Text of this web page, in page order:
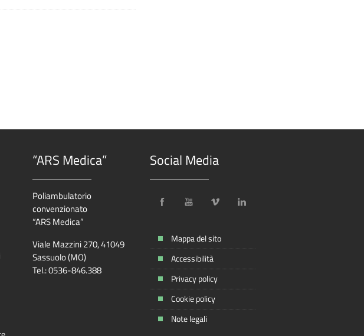
“ARS Medica”
Poliambulatorio
convenzionato
“ARS Medica”
Viale Mazzini 270, 41049
Sassuolo (MO)
Tel.: 0536-846.388
Social Media
Mappa del sito
Accessibilità
Privacy policy
Cookie policy
Note legali